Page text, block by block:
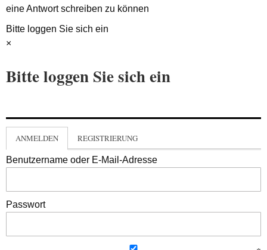
eine Antwort schreiben zu können
Bitte loggen Sie sich ein
×
Bitte loggen Sie sich ein
ANMELDEN REGISTRIERUNG
Benutzername oder E-Mail-Adresse
Passwort